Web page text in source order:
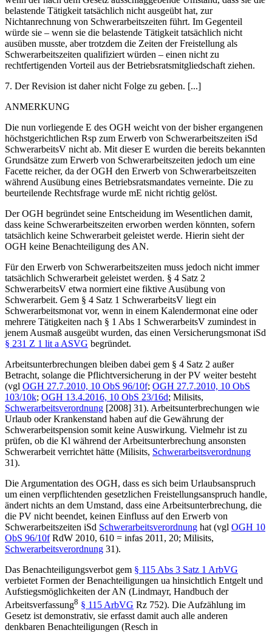
belastende Tätigkeit tatsächlich nicht ausgeübt hat, zur
Nichtanrechnung von Schwerarbeitszeiten führt. Im Gegenteil
würde sie – wenn sie die belastende Tätigkeit tatsächlich nicht
ausüben musste, aber trotzdem die Zeiten der Freistellung als
Schwerarbeitszeiten qualifiziert würden – einen nicht zu
rechtfertigenden Vorteil aus der Betriebsratsmitgliedschaft ziehen.
7. Der Revision ist daher nicht Folge zu geben. [...]
ANMERKUNG
Die nun vorliegende E des OGH weicht von der bisher ergangenen
höchstgerichtlichen Rsp zum Erwerb von Schwerarbeitszeiten iSd
SchwerarbeitsV nicht ab. Mit dieser E wurden die bereits bekannten
Grundsätze zum Erwerb von Schwerarbeitszeiten jedoch um eine
Facette reicher, da der OGH den Erwerb von Schwerarbeitszeiten
während Ausübung eines Betriebsratsmandates verneinte. Die zu
beurteilende Rechtsfrage wurde mE nicht richtig gelöst.
Der OGH begründet seine Entscheidung im Wesentlichen damit,
dass keine Schwerarbeitszeiten erworben werden könnten, sofern
tatsächlich keine Schwerarbeit geleistet werde. Hierin sieht der
OGH keine Benachteiligung des AN.
Für den Erwerb von Schwerarbeitszeiten muss jedoch nicht immer
tatsächlich Schwerarbeit geleistet werden. § 4 Satz 2
SchwerarbeitsV etwa normiert eine fiktive Ausübung von
Schwerarbeit. Gem § 4 Satz 1 SchwerarbeitsV liegt ein
Schwerarbeitsmonat vor, wenn in einem Kalendermonat eine oder
mehrere Tätigkeiten nach § 1 Abs 1 SchwerarbeitsV zumindest in
jenem Ausmaß ausgeübt wurden, das einen Versicherungsmonat iSd
§ 231 Z 1 lit a ASVG begründet.
Arbeitsunterbrechungen bleiben dabei gem § 4 Satz 2 außer
Betracht, solange die Pflichtversicherung in der PV weiter besteht
(vgl OGH 27.7.2010, 10 ObS 96/10f; OGH 27.7.2010, 10 ObS
103/10k; OGH 13.4.2016, 10 ObS 23/16d; Milisits,
Schwerarbeitsverordnung [2008] 31). Arbeitsunterbrechungen wie
Urlaub oder Krankenstand haben auf die Gewährung der
Schwerarbeitspension somit keine Auswirkung. Vielmehr ist zu
prüfen, ob die Kl während der Arbeitsunterbrechung ansonsten
Schwerarbeit verrichtet hätte (Milisits, Schwerarbeitsverordnung
31).
Die Argumentation des OGH, dass es sich beim Urlaubsanspruch
um einen verpflichtenden gesetzlichen Freistellungsanspruch handle,
ändert nichts an dem Umstand, dass eine Arbeitsunterbrechung, die
die PV nicht beendet, keinen Einfluss auf den Erwerb von
Schwerarbeitszeiten iSd Schwerarbeitsverordnung hat (vgl OGH 10
ObS 96/10f RdW 2010, 610 = infas 2011, 20; Milisits,
Schwerarbeitsverordnung 31).
Das Benachteiligungsverbot gem § 115 Abs 3 Satz 1 ArbVG
verbietet Formen der Benachteiligungen ua hinsichtlich Entgelt und
Aufstiegsmöglichkeiten der AN (Lindmayr, Handbuch der
Arbeitsverfassung8 § 115 ArbVG Rz 752). Die Aufzählung im
Gesetz ist demonstrativ, sie erfasst damit auch alle anderen
denkbaren Benachteiligungen (Resch in